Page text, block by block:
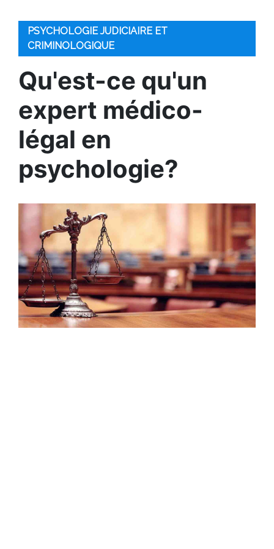
PSYCHOLOGIE JUDICIAIRE ET
CRIMINOLOGIQUE
Qu'est-ce qu'un
expert médico-
légal en
psychologie?